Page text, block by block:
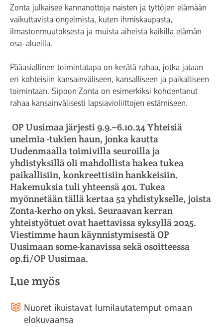
Zonta julkaisee kannanottoja naisten ja tyttöjen elämään
vaikuttavista ongelmista, kuten ihmiskaupasta,
ilmastonmuutoksesta ja muista aiheista kaikilla elämän
osa-alueilla.
Pääasiallinen toimintatapa on kerätä rahaa, jotka jataan
eri kohteisiin kansainväliseen, kansalliseen ja paikalliseen
toimintaan. Sipoon Zonta on esimerkiksi kohdentanut
rahaa kansainvälisesti lapsiavioliittojen estämiseen.
OP Uusimaa järjesti 9.9.–6.10.24 Yhteisiä
unelmia -tukien haun, jonka kautta
Uudenmaalla toimivilla seuroilla ja
yhdistyksillä oli mahdollista hakea tukea
paikallisiin, konkreettisiin hankkeisiin.
Hakemuksia tuli yhteensä 401. Tukea
myönnetään tällä kertaa 52 yhdistykselle, joista
Zonta-kerho on yksi. Seuraavan kerran
yhteistyötuet ovat haettavissa syksyllä 2025.
Viestimme haun käynnistymisestä OP
Uusimaan some-kanavissa sekä osoitteessa
op.fi/OP Uusimaa.
Lue myös
Nuoret ikuistavat lumilautatemput omaan
elokuvaansa